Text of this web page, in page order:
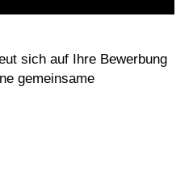
sich auf Ihre Bewerbung
gemeinsame